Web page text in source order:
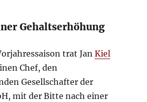
Gehaltserhöhung
trat JanKiel
Chef, den
Gesellschafter der
mit der Bitte nach einer